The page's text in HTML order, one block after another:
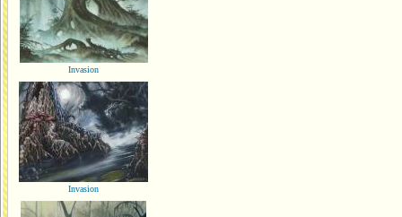
Invasion
Invasion